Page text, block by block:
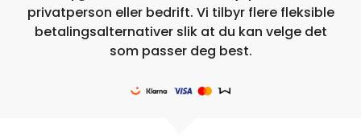
privatperson eller bedrift. Vi tilbyr flere fleksible
betalingsalternativer slik at du kan velge det
som passer deg best.